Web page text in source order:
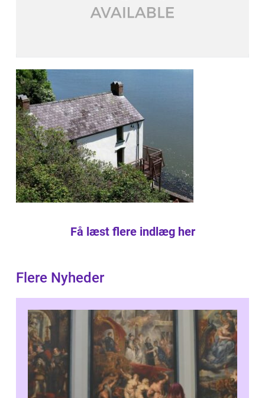
Få læst flere indlæg her
Flere Nyheder